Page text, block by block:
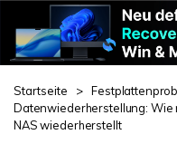
Startseite >
Datenwiederherstellung:
NAS wiederherstellt